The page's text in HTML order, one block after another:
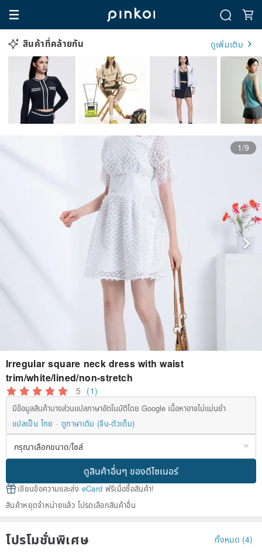
สินค้าที่คล้ายกัน ดูเพิ่มเติม
1/9
Irregular square neck dress with waist
trim/white/lined/non-stretch
5 (1)
มีข้อมูลสินค้าบางส่วนแปลภาษาอัตโนมัติโดย Google เนื้อหาอาจไม่แม่นยำ
แปลเป็น ไทย
ดูภาษาเดิม (จีน-ตัวเต็ม)
ดูสินค้าอื่นๆ ของดีไซเนอร์
เขียนข้อความและส่ง eCard ฟรีเมื่อซื้อสินค้า!
สินค้าหยุดจำหน่ายแล้ว โปรดเลือกสินค้าอื่น
โปรโมชั่นพิเศษ ทั้งหมด (4)